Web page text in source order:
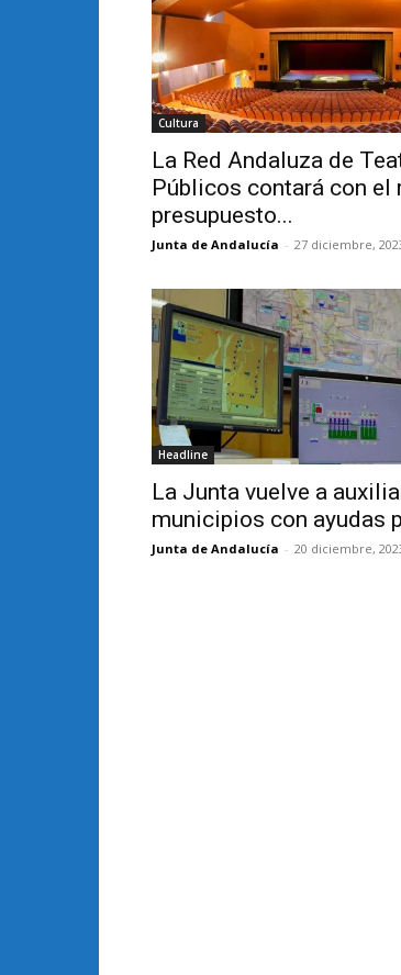
Cultura
La Red Andaluza de
Públicos contará con el
presupuesto...
Junta de Andalucía - 27 diciembre,
Headline
La Junta vuelve a
municipios con ayudas
Junta de Andalucía - 20 diciembre,